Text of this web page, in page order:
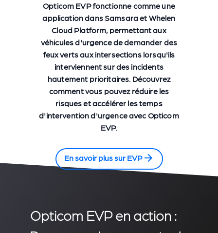
Opticom EVP fonctionne comme une
application dans Samsara et Whelen
Cloud Platform, permettant aux
véhicules d'urgence de demander des
feux verts aux intersections lorsqu'ils
interviennent sur des incidents
hautement prioritaires. Découvrez
comment vous pouvez réduire les
risques et accélérer les temps
d'intervention d'urgence avec Opticom
EVP.
En savoir plus sur EVP
Opticom EVP en action :